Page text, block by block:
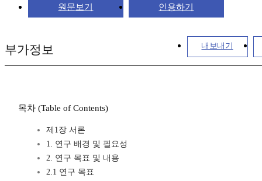
원문보기 인용하기
내보내기
부가정보
목차 (Table of Contents)
제1장 서론
1. 연구 배경 및 필요성
2. 연구 목표 및 내용
2.1 연구 목표